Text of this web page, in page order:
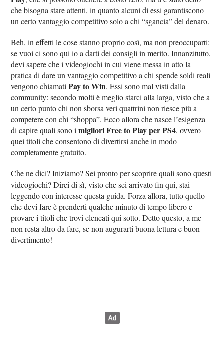
che bisogna stare attenti, in quanto alcuni di essi garantiscono
un certo vantaggio competitivo solo a chi “sgancia” del denaro.
Beh, in effetti le cose stanno proprio così, ma non preoccuparti:
se vuoi ci sono qui io a darti dei consigli in merito. Innanzitutto,
devi sapere che i videogiochi in cui viene messa in atto la
pratica di dare un vantaggio competitivo a chi spende soldi reali
vengono chiamatiPay to Win. Essi sono mal visti dalla
community: secondo molti è meglio starci alla larga, visto che a
un certo punto chi non sborsa veri quattrini non riesce più a
competere con chi “shoppa”. Ecco allora che nasce l’esigenza
di capire quali sono imigliori Free to Play per PS4, ovvero
quei titoli che consentono di divertirsi anche in modo
completamente gratuito.
Che ne dici? Iniziamo? Sei pronto per scoprire quali sono questi
videogiochi? Direi di sì, visto che sei arrivato fin qui, stai
leggendo con interesse questa guida. Forza allora, tutto quello
che devi fare è prenderti qualche minuto di tempo libero e
provare i titoli che trovi elencati qui sotto. Detto questo, a me
non resta altro da fare, se non augurarti buona lettura e buon
divertimento!